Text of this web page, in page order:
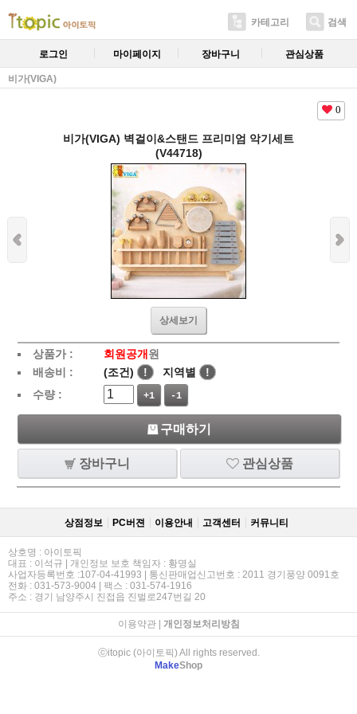
카테고리 검색
로그인 마이페이지 장바구니 관심상품
비가(VIGA)
0
비가(VIGA) 벽걸이&스탠드 프리미엄 악기세트
(V44718)
상세보기
상품가 : 회원공개 원
배송비 :
(조건) ! 지역별
!
수량 :
+1 -1
구매하기
장바구니 관심상품
상점정보 PC버젼 이용안내 고객센터 커뮤니티
상호명 : 아이토픽
대표 : 이석규 | 개인정보 보호 책임자 : 황명실
사업자등록번호 :107-04-41993 | 통신판매업신고번호 : 2011 경기풍양 0091호
전화 : 031-573-9004 | 팩스 : 031-574-1916
주소 : 경기 남양주시 진접읍 진벌로247번길 20
이용약관| 개인정보처리방침
ⓒitopic (아이토픽) All rights reserved.
MakeShop